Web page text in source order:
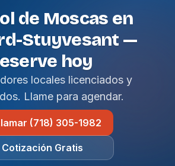
de Moscas en
Stuyvesant —
hoy
locales licenciados y
Llame para agendar.
(718) 305-1982
Cotización Gratis